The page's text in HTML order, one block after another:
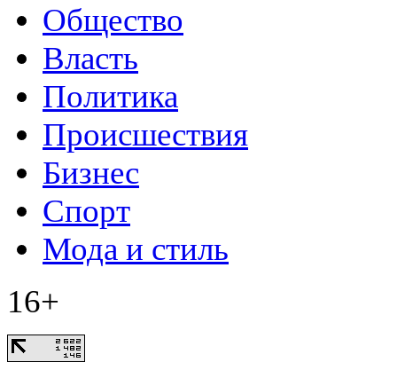
Общество
Власть
Политика
Происшествия
Бизнес
Спорт
Мода и стиль
16+